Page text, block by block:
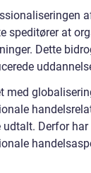
speditører at
Dette
med
udtalt. Derfor